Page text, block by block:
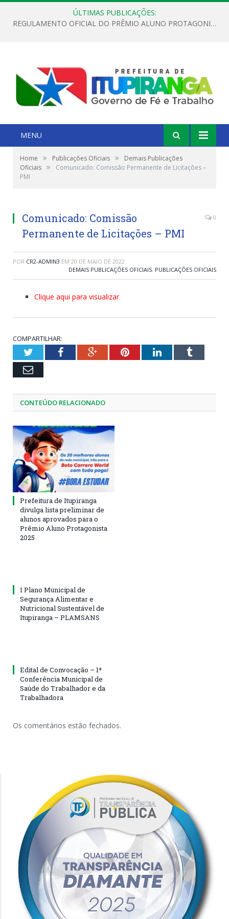
ÚLTIMAS PUBLICAÇÕES:
REGULAMENTO OFICIAL DO PRÊMIO ALUNO PROTAGONISTA – EDIÇÃO 2026
MENU
Home » Publicações Oficiais »
Demais Publicações
Oficiais »
Comunicado: Comissão Permanente de Licitações –
PMI
Comunicado: Comissão
Permanente de Licitações – PMI
0
POR CR2-ADMIN3 EM 20 DE MAIO DE 2022
DEMAIS PUBLICAÇÕES OFICIAIS, PUBLICAÇÕES OFICIAIS
Clique aqui para visualizar
COMPARTILHAR:
TwitterFacebookGoogle+PinterestLinkedInTumblr
Email
CONTEÚDO RELACIONADO
Prefeitura de Itupiranga
divulga lista preliminar de
alunos aprovados para o
Prêmio Aluno Protagonista
2025
I Plano Municipal de
Segurança Alimentar e
Nutricional Sustentável de
Itupiranga – PLAMSANS
Edital de Convocação – 1ª
Conferência Municipal de
Saúde do Trabalhador e da
Trabalhadora
Os comentários estão fechados.